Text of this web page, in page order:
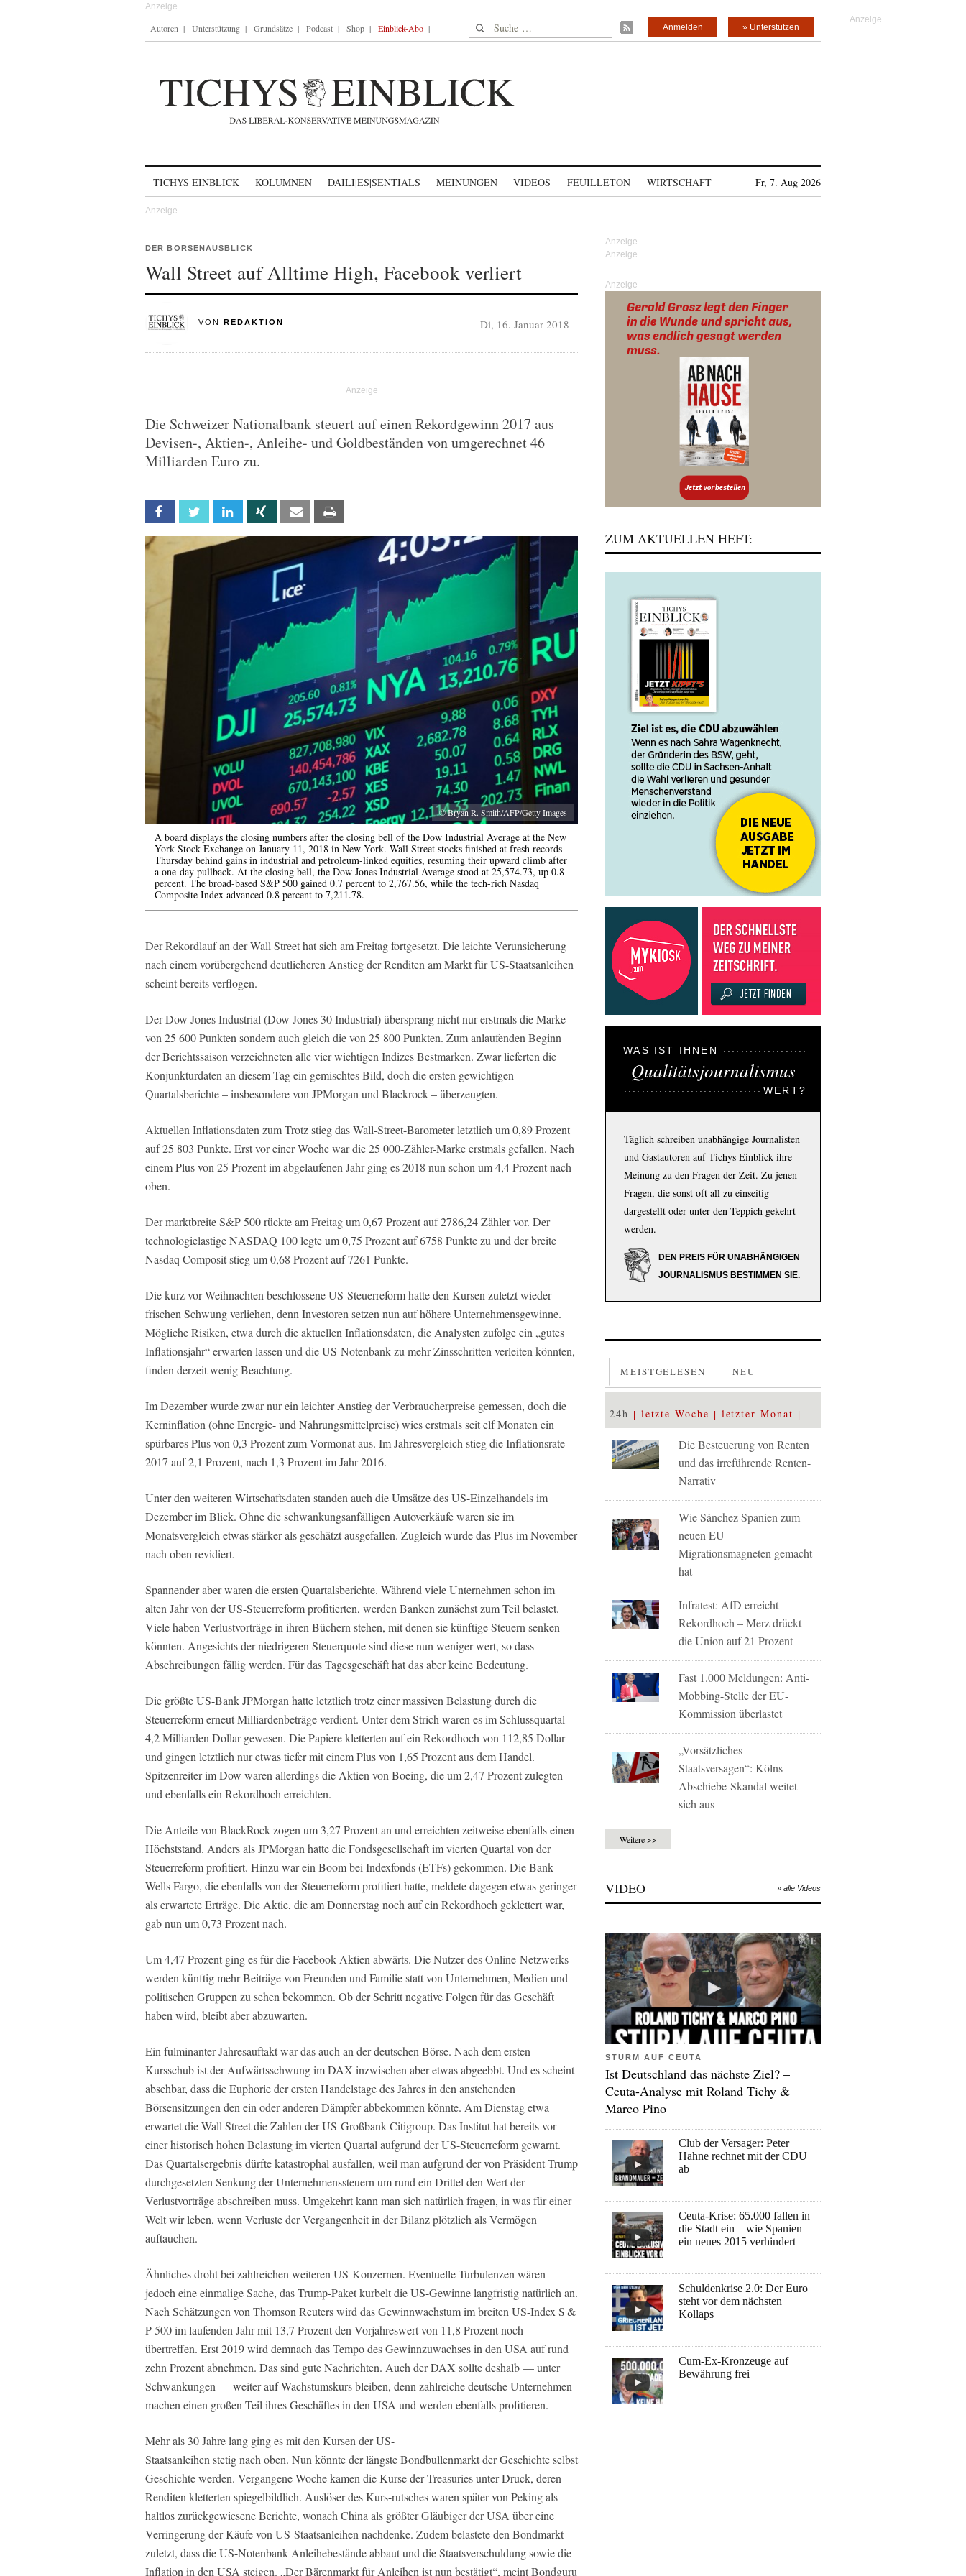
Autoren Unterstützung Grundsätze Podcast Shop Einblick-Abo Suche nach: » Unterstützen
Anmelden
TICHYS EINBLICK KOLUMNEN DAILI|ES|SENTIALS MEINUNGEN VIDEOS FEUILLETON WIRTSCHAFT Fr, 7. Aug 2026
DER BÖRSENAUSBLICK
Wall Street auf Alltime High, Facebook verliert
VON REDAKTION Di, 16. Januar 2018
Die Schweizer Nationalbank steuert auf einen Rekordgewinn 2017 aus
Devisen-, Aktien-, Anleihe- und Goldbeständen von umgerechnet 46
Milliarden Euro zu.
Facebook Twitter Linkedin Xing Email
© Bryan R. Smith/AFP/Getty Images
A board displays the closing numbers after the closing bell of the Dow Industrial Average at the New
York Stock Exchange on January 11, 2018 in New York. Wall Street stocks finished at fresh records
Thursday behind gains in industrial and petroleum-linked equities, resuming their upward climb after
a one-day pullback. At the closing bell, the Dow Jones Industrial Average stood at 25,574.73, up 0.8
percent. The broad-based S&P 500 gained 0.7 percent to 2,767.56, while the tech-rich Nasdaq
Composite Index advanced 0.8 percent to 7,211.78.
Der Rekordlauf an der Wall Street hat sich am Freitag fortgesetzt. Die leichte Verunsicherung
nach einem vorübergehend deutlicheren Anstieg der Renditen am Markt für US-Staatsanleihen
scheint bereits verflogen.
Der Dow Jones Industrial (Dow Jones 30 Industrial) übersprang nicht nur erstmals die Marke
von 25 600 Punkten sondern auch gleich die von 25 800 Punkten. Zum anlaufenden Beginn
der Berichtssaison verzeichneten alle vier wichtigen Indizes Bestmarken. Zwar lieferten die
Konjunkturdaten an diesem Tag ein gemischtes Bild, doch die ersten gewichtigen
Quartalsberichte – insbesondere von JPMorgan und Blackrock – überzeugten.
Aktuellen Inflationsdaten zum Trotz stieg das Wall-Street-Barometer letztlich um 0,89 Prozent
auf 25 803 Punkte. Erst vor einer Woche war die 25 000-Zähler-Marke erstmals gefallen. Nach
einem Plus von 25 Prozent im abgelaufenen Jahr ging es 2018 nun schon um 4,4 Prozent nach
oben.
Der marktbreite S&P 500 rückte am Freitag um 0,67 Prozent auf 2786,24 Zähler vor. Der
technologielastige NASDAQ 100 legte um 0,75 Prozent auf 6758 Punkte zu und der breite
Nasdaq Composit stieg um 0,68 Prozent auf 7261 Punkte.
Die kurz vor Weihnachten beschlossene US-Steuerreform hatte den Kursen zuletzt wieder
frischen Schwung verliehen, denn Investoren setzen nun auf höhere Unternehmensgewinne.
Mögliche Risiken, etwa durch die aktuellen Inflationsdaten, die Analysten zufolge ein „gutes
Inflationsjahr“ erwarten lassen und die US-Notenbank zu mehr Zinsschritten verleiten könnten,
finden derzeit wenig Beachtung.
Im Dezember wurde zwar nur ein leichter Anstieg der Verbraucherpreise gemessen, doch die
Kerninflation (ohne Energie- und Nahrungsmittelpreise) wies erstmals seit elf Monaten ein
spürbares Plus von 0,3 Prozent zum Vormonat aus. Im Jahresvergleich stieg die Inflationsrate
2017 auf 2,1 Prozent, nach 1,3 Prozent im Jahr 2016.
Unter den weiteren Wirtschaftsdaten standen auch die Umsätze des US-Einzelhandels im
Dezember im Blick. Ohne die schwankungsanfälligen Autoverkäufe waren sie im
Monatsvergleich etwas stärker als geschätzt ausgefallen. Zugleich wurde das Plus im November
nach oben revidiert.
Spannender aber waren die ersten Quartalsberichte. Während viele Unternehmen schon im
alten Jahr von der US-Steuerreform profitierten, werden Banken zunächst zum Teil belastet.
Viele haben Verlustvorträge in ihren Büchern stehen, mit denen sie künftige Steuern senken
könnten. Angesichts der niedrigeren Steuerquote sind diese nun weniger wert, so dass
Abschreibungen fällig werden. Für das Tagesgeschäft hat das aber keine Bedeutung.
Die größte US-Bank JPMorgan hatte letztlich trotz einer massiven Belastung durch die
Steuerreform erneut Milliardenbeträge verdient. Unter dem Strich waren es im Schlussquartal
4,2 Milliarden Dollar gewesen. Die Papiere kletterten auf ein Rekordhoch von 112,85 Dollar
und gingen letztlich nur etwas tiefer mit einem Plus von 1,65 Prozent aus dem Handel.
Spitzenreiter im Dow waren allerdings die Aktien von Boeing, die um 2,47 Prozent zulegten
und ebenfalls ein Rekordhoch erreichten.
Die Anteile von BlackRock zogen um 3,27 Prozent an und erreichten zeitweise ebenfalls einen
Höchststand. Anders als JPMorgan hatte die Fondsgesellschaft im vierten Quartal von der
Steuerreform profitiert. Hinzu war ein Boom bei Indexfonds (ETFs) gekommen. Die Bank
Wells Fargo, die ebenfalls von der Steuerreform profitiert hatte, meldete dagegen etwas geringer
als erwartete Erträge. Die Aktie, die am Donnerstag noch auf ein Rekordhoch geklettert war,
gab nun um 0,73 Prozent nach.
Um 4,47 Prozent ging es für die Facebook-Aktien abwärts. Die Nutzer des Online-Netzwerks
werden künftig mehr Beiträge von Freunden und Familie statt von Unternehmen, Medien und
politischen Gruppen zu sehen bekommen. Ob der Schritt negative Folgen für das Geschäft
haben wird, bleibt aber abzuwarten.
Ein fulminanter Jahresauftakt war das auch an der deutschen Börse. Nach dem ersten
Kursschub ist der Aufwärtsschwung im DAX inzwischen aber etwas abgeebbt. Und es scheint
absehbar, dass die Euphorie der ersten Handelstage des Jahres in den anstehenden
Börsensitzungen den ein oder anderen Dämpfer abbekommen könnte. Am Dienstag etwa
erwartet die Wall Street die Zahlen der US-Großbank Citigroup. Das Institut hat bereits vor
einer historisch hohen Belastung im vierten Quartal aufgrund der US-Steuerreform gewarnt.
Das Quartalsergebnis dürfte katastrophal ausfallen, weil man aufgrund der von Präsident Trump
durchgesetzten Senkung der Unternehmenssteuern um rund ein Drittel den Wert der
Verlustvorträge abschreiben muss. Umgekehrt kann man sich natürlich fragen, in was für einer
Welt wir leben, wenn Verluste der Vergangenheit in der Bilanz plötzlich als Vermögen
auftauchen.
Ähnliches droht bei zahlreichen weiteren US-Konzernen. Eventuelle Turbulenzen wären
jedoch eine einmalige Sache, das Trump-Paket kurbelt die US-Gewinne langfristig natürlich an.
Nach Schätzungen von Thomson Reuters wird das Gewinnwachstum im breiten US-Index S &
P 500 im laufenden Jahr mit 13,7 Prozent den Vorjahreswert von 11,8 Prozent noch
übertreffen. Erst 2019 wird demnach das Tempo des Gewinnzuwachses in den USA auf rund
zehn Prozent abnehmen. Das sind gute Nachrichten. Auch der DAX sollte deshalb — unter
Schwankungen — weiter auf Wachstumskurs bleiben, denn zahlreiche deutsche Unternehmen
machen einen großen Teil ihres Geschäftes in den USA und werden ebenfalls profitieren.
Mehr als 30 Jahre lang ging es mit den Kursen der US-
Staatsanleihen stetig nach oben. Nun könnte der längste Bondbullenmarkt der Geschichte selbst
Geschichte werden. Vergangene Woche kamen die Kurse der Treasuries unter Druck, deren
Renditen kletterten spiegelbildlich. Auslöser des Kurs-rutsches waren später von Peking als
haltlos zurückgewiesene Berichte, wonach China als größter Gläubiger der USA über eine
Verringerung der Käufe von US-Staatsanleihen nachdenke. Zudem belastete den Bondmarkt
zuletzt, dass die US-Notenbank Anleihebestände abbaut und die Staatsverschuldung sowie die
Inflation in den USA steigen. „Der Bärenmarkt für Anleihen ist nun bestätigt“, meint Bondguru
Anzeige
ZUM AKTUELLEN HEFT:
WAS IST IHNEN
Qualitätsjournalismus
WERT?
Täglich schreiben unabhängige Journalisten
und Gastautoren auf Tichys Einblick ihre
Meinung zu den Fragen der Zeit. Zu jenen
Fragen, die sonst oft all zu einseitig
dargestellt oder unter den Teppich gekehrt
werden.
DEN PREIS FÜR UNABHÄNGIGEN
JOURNALISMUS BESTIMMEN SIE.
MEISTGELESEN NEU
24h letzte Woche letzter Monat
Die Besteuerung von Renten
und das irreführende Renten-
Narrativ
Wie Sánchez Spanien zum
neuen EU-
Migrationsmagneten gemacht
hat
Infratest: AfD erreicht
Rekordhoch – Merz drückt
die Union auf 21 Prozent
Fast 1.000 Meldungen: Anti-
Mobbing-Stelle der EU-
Kommission überlastet
„Vorsätzliches
Staatsversagen“: Kölns
Abschiebe-Skandal weitet
sich aus
Weitere >>
VIDEO » alle Videos
STURM AUF CEUTA
Ist Deutschland das nächste Ziel? –
Ceuta-Analyse mit Roland Tichy &
Marco Pino
Club der Versager: Peter
Hahne rechnet mit der CDU
ab
Ceuta-Krise: 65.000 fallen in
die Stadt ein – wie Spanien
ein neues 2015 verhindert
Schuldenkrise 2.0: Der Euro
steht vor dem nächsten
Kollaps
Cum-Ex-Kronzeuge auf
Bewährung frei